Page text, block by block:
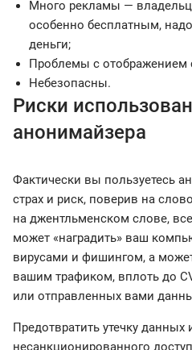
Много рекламы —
особенно бесплатным,
деньги;
Проблемы с отображением
Небезопасны.
Риски
анонимайзера
Фактически вы пользуетесь
страх и риск, поверив на
на джентльменском слове,
может «наградить» ваш
вирусами и фишингом, а
вашим трафиком, вплоть до
или отправленных вами
Предотвратить утечку данных
несанкционированного